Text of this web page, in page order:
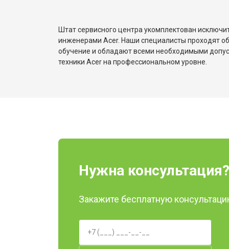
Замена оперативной памяти
Ремонт петель ноутбука Acer
Штат сервисного центра укомплектован
инженерами Acer. Наши специалисты проходят
обучение и обладают всеми необходимыми
техники Acer на профессиональном уровне.
Нужна консультация?
Закажите бесплатную